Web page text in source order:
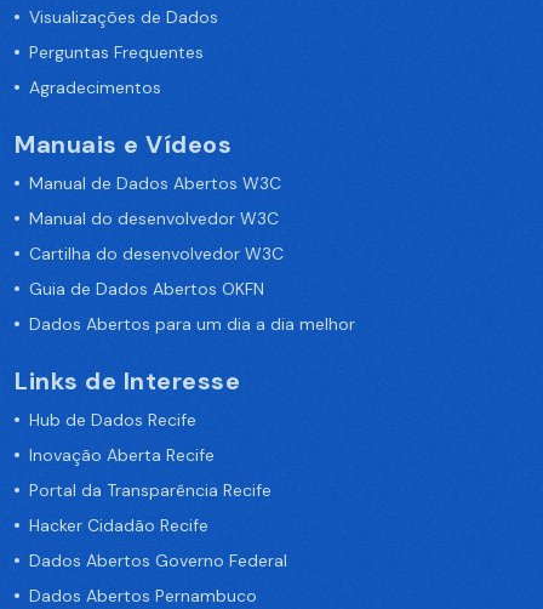
Visualizações de Dados
Perguntas Frequentes
Agradecimentos
Manuais e Vídeos
Manual de Dados Abertos W3C
Manual do desenvolvedor W3C
Cartilha do desenvolvedor W3C
Guia de Dados Abertos OKFN
Dados Abertos para um dia a dia melhor
Links de Interesse
Hub de Dados Recife
Inovação Aberta Recife
Portal da Transparência Recife
Hacker Cidadão Recife
Dados Abertos Governo Federal
Dados Abertos Pernambuco